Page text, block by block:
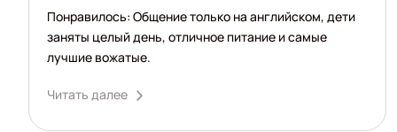
Понравилось: Общение только на английском, дети
заняты целый день, отличное питание и самые
лучшие вожатые.
Читать далее